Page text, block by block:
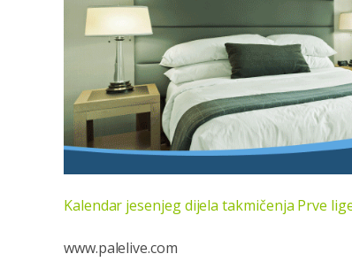
Kalendar jesenjeg dijela takmičenja Prve
www.palelive.com